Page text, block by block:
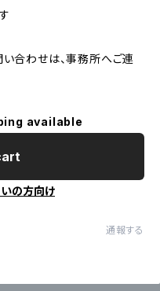
合わせは、事務所へご連
available
の方向け
通報する